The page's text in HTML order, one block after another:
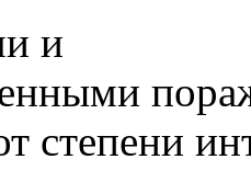
и
степени